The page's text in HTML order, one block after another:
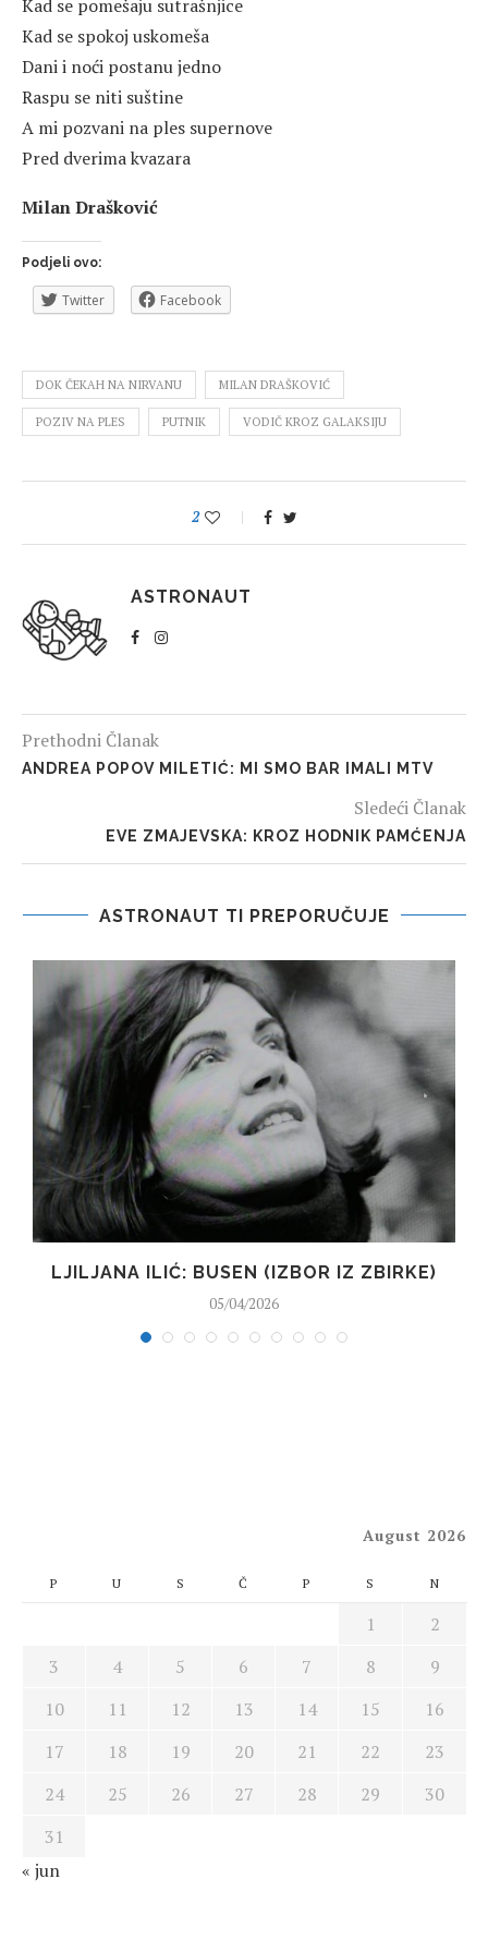
Kad se pomešaju sutrašnjice
Kad se spokoj uskomeša
Dani i noći postanu jedno
Raspu se niti suštine
A mi pozvani na ples supernove
Pred dverima kvazara
Milan Drašković
Podjeli ovo:
Twitter Facebook
DOK ČEKAH NA NIRVANU MILAN DRAŠKOVIĆ
POZIV NA PLES PUTNIK VODIČ KROZ GALAKSIJU
2
ASTRONAUT
Prethodni Članak
ANDREA POPOV MILETIĆ: MI SMO BAR IMALI MTV
Sledeći Članak
EVE ZMAJEVSKA: KROZ HODNIK PAMĆENJA
ASTRONAUT TI PREPORUČUJE
LJILJANA ILIĆ: BUSEN (IZBOR IZ ZBIRKE)
05/04/2026
August 2026
P U S Č P S N
1
2
3
4 5 6 7 8
9
10
11 12 13 14 15
16
17
18 19 20 21 22
23
24
25 26 27 28 29
30
31
« jun